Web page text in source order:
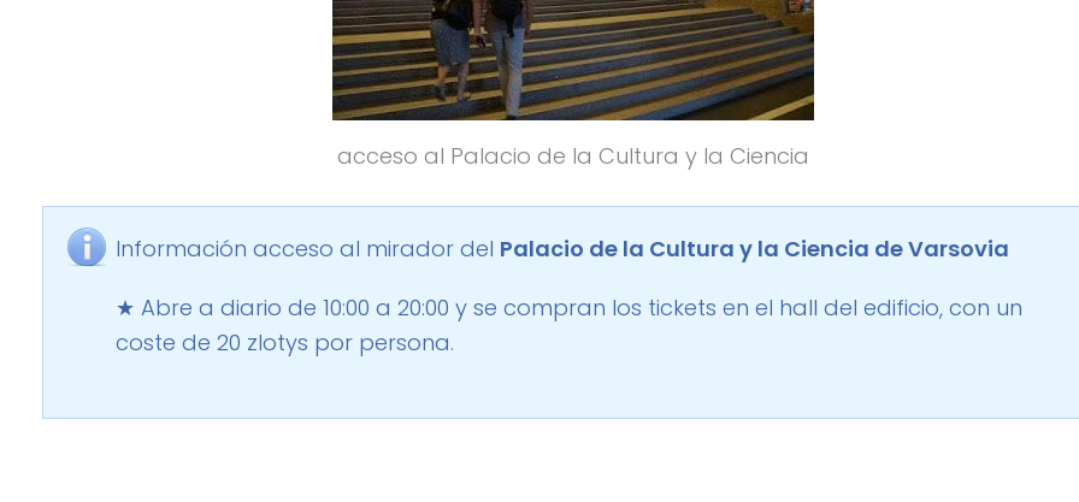
acceso al Palacio de la Cultura y la Ciencia
Información acceso al mirador del Palacio de la Cultura y la Ciencia de Varsovia
★ Abre a diario de 10:00 a 20:00 y se compran los tickets en el hall del edificio, con un
coste de 20 zlotys por persona.